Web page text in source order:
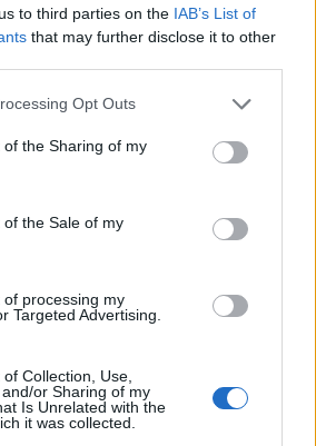
to third parties on the IAB’s List of
that may further disclose it to other
app uses one or more Google
or usage behaviour. You may click to
to Google and its third-party tags to
specified purposes in below Google
Opt Outs
the Sharing of my
the Sale of my
processing my
Targeted Advertising.
Collection, Use,
or Sharing of my
Is Unrelated with the
it was collected.
Ha munkáról, új állásról van
bizonyos ígéreteket nem
igyekezz megszilárdítani a
kapcsolataidat.
23.)Párodra, barátodra
tárgyalhatsz üzletről,
eltölteni a napot.